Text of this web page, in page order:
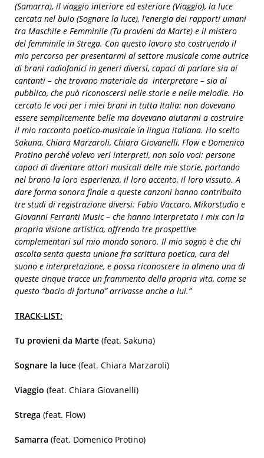
(Samarra), il viaggio interiore ed esteriore (Viaggio), la luce
cercata nel buio (Sognare la luce), l’energia dei rapporti umani
tra Maschile e Femminile (Tu provieni da Marte) e il mistero
del femminile in Strega. Con questo lavoro sto costruendo il
mio percorso per presentarmi al settore musicale come autrice
di brani radiofonici in generi diversi, capaci di parlare sia ai
cantanti – che trovano materiale da interpretare – sia al
pubblico, che può riconoscersi nelle storie e nelle melodie. Ho
cercato le voci per i miei brani in tutta Italia: non dovevano
essere semplicemente belle ma dovevano aiutarmi a costruire
il mio racconto poetico-musicale in lingua italiana. Ho scelto
Sakuna, Chiara Marzaroli, Chiara Giovanelli, Flow e Domenico
Protino perché volevo veri interpreti, non solo voci: persone
capaci di diventare attori musicali delle mie storie, portando
nel brano la loro esperienza, il loro accento, il loro vissuto. A
dare forma sonora finale a queste canzoni hanno contribuito
tre studi di registrazione diversi: Fabio Vaccaro, Mikorstudio e
Giovanni Ferranti Music – che hanno interpretato i mix con la
propria visione artistica, offrendo tre prospettive
complementari sul mio mondo sonoro. Il mio sogno è che chi
ascolta senta questa unione fra scrittura poetica, cura del
suono e interpretazione, e possa riconoscere in almeno una di
queste cinque tracce un frammento della propria vita, come se
questo “bacio di fortuna” arrivasse anche a lui.”
TRACK-LIST:
Tu provieni da Marte (feat. Sakuna)
Sognare la luce (feat. Chiara Marzaroli)
Viaggio (feat. Chiara Giovanelli)
Strega (feat. Flow)
Samarra (feat. Domenico Protino)